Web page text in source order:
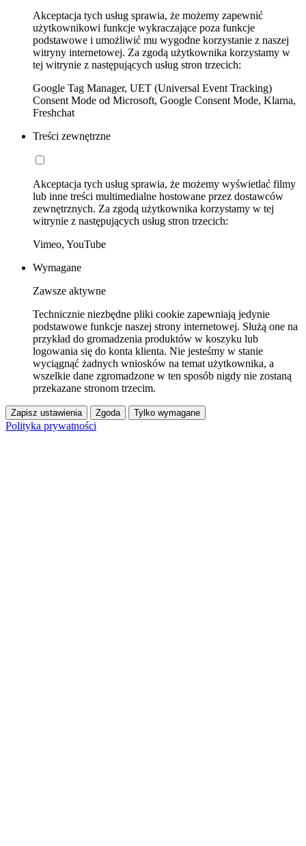
Akceptacja tych usług sprawia, że możemy zapewnić
użytkownikowi funkcje wykraczające poza funkcje
podstawowe i umożliwić mu wygodne korzystanie z naszej
witryny internetowej. Za zgodą użytkownika korzystamy w
tej witrynie z następujących usług stron trzecich:
Google Tag Manager, UET (Universal Event Tracking)
Consent Mode od Microsoft, Google Consent Mode, Klarna,
Freshchat
Treści zewnętrzne
Akceptacja tych usług sprawia, że możemy wyświetlać filmy
lub inne treści multimedialne hostowane przez dostawców
zewnętrznych. Za zgodą użytkownika korzystamy w tej
witrynie z następujących usług stron trzecich:
Vimeo, YouTube
Wymagane
Zawsze aktywne
Technicznie niezbędne pliki cookie zapewniają jedynie
podstawowe funkcje naszej strony internetowej. Służą one na
przykład do gromadzenia produktów w koszyku lub
logowania się do konta klienta. Nie jesteśmy w stanie
wyciągnąć żadnych wniosków na temat użytkownika, a
wszelkie dane zgromadzone w ten sposób nigdy nie zostaną
przekazane stronom trzecim.
Zapisz ustawienia Zgoda Tylko wymagane
Polityka prywatności